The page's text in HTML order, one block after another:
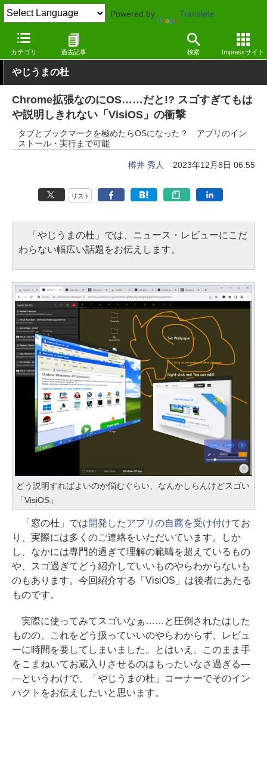
Powered by Translate
カテゴリ 過去記事 検索 Impressサイト
窓の杜 システム・ファイル Google Chrome拡張機能
やじうまの杜
Chrome拡張なのにOS……だと!? スゴすぎてもは
や説明しきれない「VisiOS」の衝撃
タブとブックマークを極めたらOSになった？ アプリのイン
ストール・実行まで可能
樽井 秀人 2023年12月8日 06:55
リスト
「やじうまの杜」では、ニュース・レビューにこだ
わらない幅広い話題をお伝えします。
どう説明すればよいのか悩むぐらい、なんかしらんけどスゴい
「VisiOS」
「窓の杜」では開発したアプリの自薦を受け付けてお
り、実際には多くのご連絡をいただいています。しか
し、なかには専門的過ぎて理解の範疇を超えているもの
や、スゴ過ぎてどう紹介していいものやらわからないも
のもあります。今回紹介する「VisiOS」は後者にあたる
ものです。
実際に使ってみてスゴいなぁ……と圧倒されたはした
ものの、これをどう扱っていいのやらわからず、レビュ
ーに時間を要してしまいました。とはいえ、このまま手
をこまねいてお蔵入りさせるのはもったいなさ過ぎる―
―というわけで、「やじうまの杜」コーナーでそのイン
パクトをお伝えしたいと思います。